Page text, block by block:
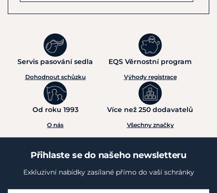
Servis pasování sedla
Dohodnout schůzku
EQS Věrnostní program
Výhody registrace
Od roku 1993
O nás
Více než 250 dodavatelů
Všechny značky
Přihlaste se do našeho newsletteru
Exkluzivní nabídky zasílané přímo do vaší schránky